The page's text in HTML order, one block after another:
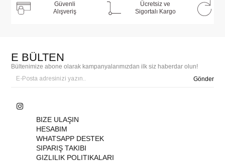
Güvenli
Alışveriş
Ücretsiz ve
Sigortalı Kargo
E BÜLTEN
Bültenimize abone olarak kampanyalarımızdan ilk siz haberdar olun!
Gönder
BIZE ULAŞIN
HESABIM
WHATSAPP DESTEK
SIPARIŞ TAKIBI
GIZLILIK POLITIKALARI